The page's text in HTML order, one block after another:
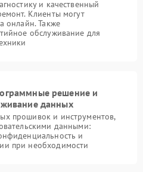
и качественный
Клиенты могут
онлайн. Также
обслуживание для
решение и
данных
прошивок и инструментов,
данными:
и
при необходимости